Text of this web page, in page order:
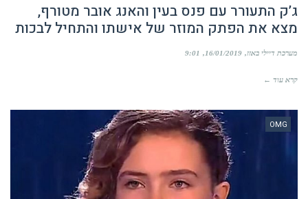
ג’ק התעורר עם פנס בעין והאנג אובר מטורף,
מצא את הפתק המוזר של אישתו והתחיל לבכות
מערכת דיילי באזז 16/01/2019
9:01
קרא עוד ←
OMG